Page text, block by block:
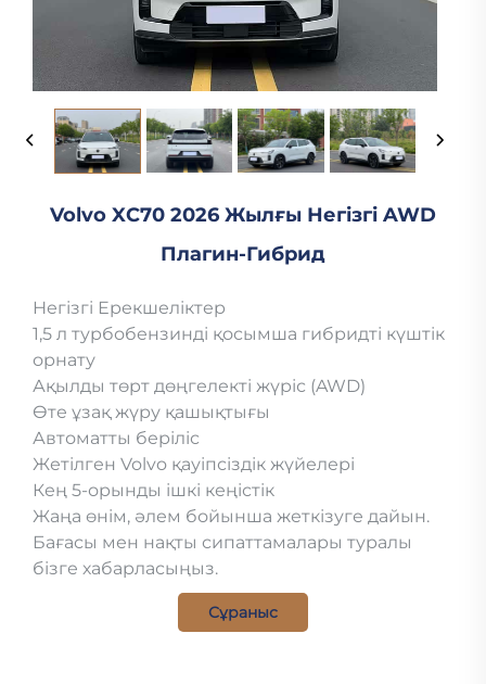
Volvo XC70 2026 Жылғы Негізгі AWD
Плагин-Гибрид
Негізгі Ерекшеліктер
1,5 л турбобензинді қосымша гибридті күштік
орнату
Ақылды төрт дөңгелекті жүріс (AWD)
Өте ұзақ жүру қашықтығы
Автоматты беріліс
Жетілген Volvo қауіпсіздік жүйелері
Кең 5-орынды ішкі кеңістік
Жаңа өнім, әлем бойынша жеткізуге дайын.
Бағасы мен нақты сипаттамалары туралы
бізге хабарласыңыз.
Сұраныс